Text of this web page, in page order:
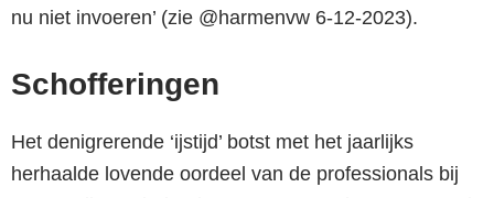
nu niet invoeren’ (zie @harmenvw 6-12-2023).
Schofferingen
Het denigrerende ‘ijstijd’ botst met het jaarlijks
herhaalde lovende oordeel van de professionals bij